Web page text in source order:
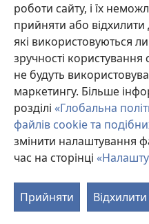
роботи сайту, і їх
прийняти або
які використовуються
зручності
не будуть
маркетингу. Більше
розділі «Глобальна
файлів cookie та
змінити налаштування
час на сторінці
Прийняти Відхилити
Назад
Авторські права на цю
Copyright
2026
Watch Tower
Pennsylvania.
УМОВИ ВИКОРИСТАННЯ|
НАЛАШТУВАННЯ